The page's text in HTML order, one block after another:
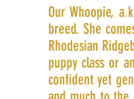
​Our Whoopie,
breed. She
Rhodesian
puppy class or
confident yet